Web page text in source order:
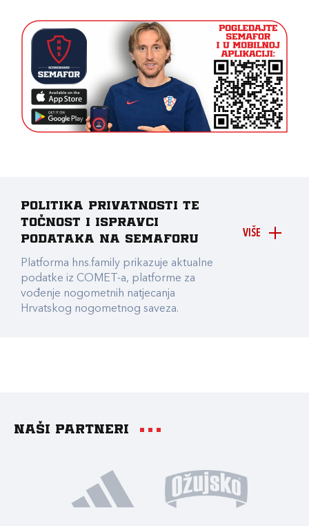
VIŠE
Politika privatnosti te
točnost i ispravci
podataka na Semaforu
Platforma hns.family prikazuje aktualne
podatke iz COMET-a, platforme za
vođenje nogometnih natjecanja
Hrvatskog nogometnog saveza.
Naši partneri